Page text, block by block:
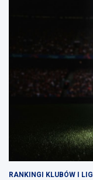
RANKINGI KLUBÓW I LIG